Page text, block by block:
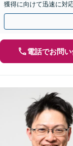
獲得に向けて迅速に対
最善の結果を模索しま
電話でお問